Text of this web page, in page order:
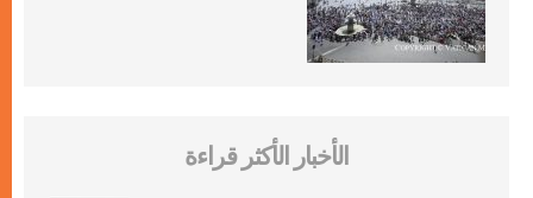
الأخبار الأكثر قراءة